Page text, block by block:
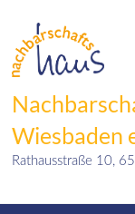
content
Wiesbaden
Rathausstraße 10,